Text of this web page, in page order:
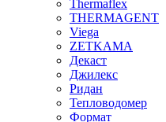
Thermaflex
THERMAGENT
Viega
ZETKAMA
Декаст
Джилекс
Ридан
Тепловодомер
Формат